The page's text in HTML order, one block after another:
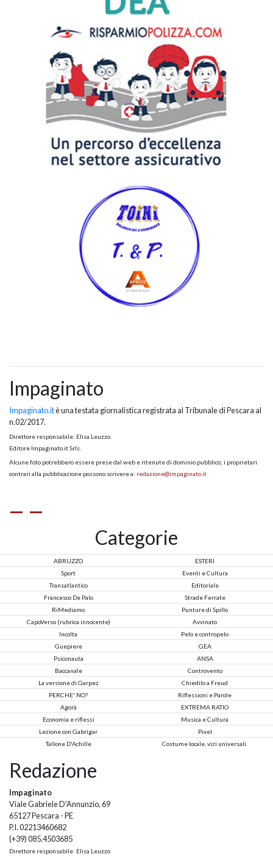
Impaginato
Impaginato.itè una testata giornalistica registrata al Tribunale di Pescara al
n.02/2017.
Direttore responsabile: Elisa Leuzzo.
Editore Impaginato.it Srls.
Alcune foto potrebbero essere prese dal web e ritenute di dominio pubblico; i proprietari
contrari alla pubblicazione possono scrivere a: redazione@impaginato.it
Categorie
ABRUZZO
ESTERI
Sport
Eventi e Cultura
Transatlantico
Editoriale
Francesco De Palo
Strade Ferrate
RiMediamo
Punture di Spillo
CapoVerso (rubrica innocente)
Avvinato
Incolta
Pelo e contropelo
Guepiere
GEA
Psiconauta
ANSA
Baccanale
Controvento
La versione di Garpez
Chiedilo a Freud
PERCHE' NO?
Riflessioni e Parole
Agorà
EXTREMA RATIO
Economia e riflessi
Musica e Cultura
Lezione con Gabrigar
Pixel
Tallone D'Achille
Costume locale, vizi universali.
Redazione
Impaginato
Viale Gabriele D'Annunzio, 69
65127 Pescara - PE
P.I. 02213460682
(+39) 085.4503685
Direttore responsabile: Elisa Leuzzo